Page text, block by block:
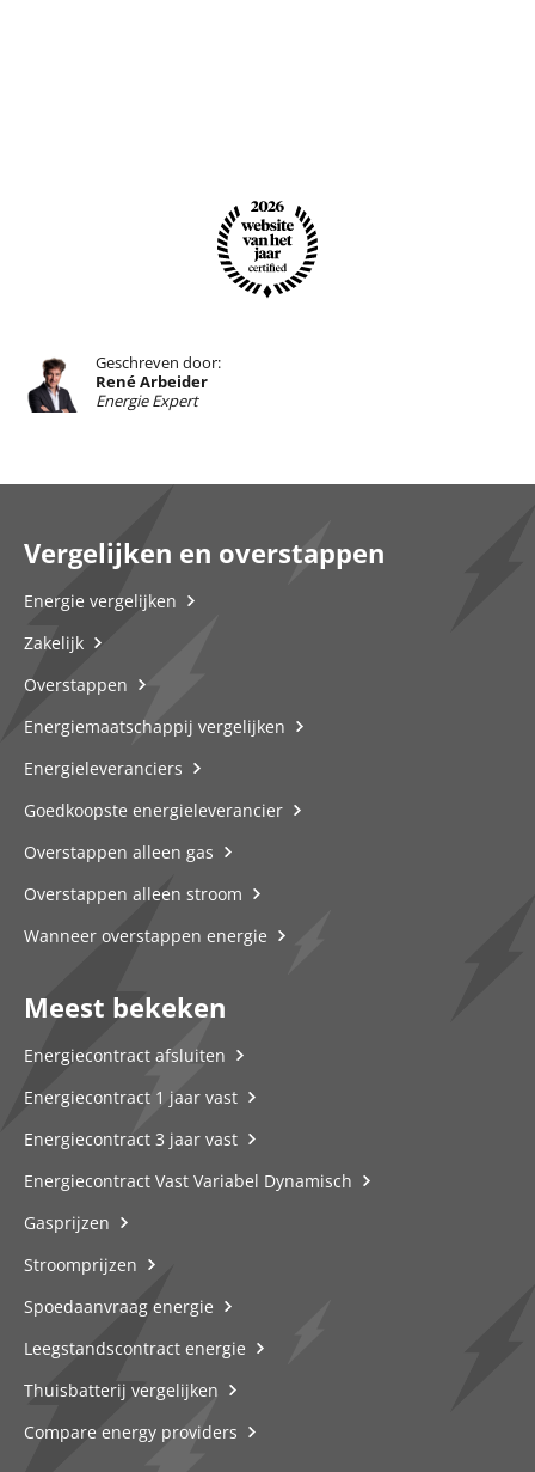
Geschreven door:
René Arbeider
Energie Expert
Vergelijken en overstappen
Energie vergelijken
Zakelijk
Overstappen
Energiemaatschappij vergelijken
Energieleveranciers
Goedkoopste energieleverancier
Overstappen alleen gas
Overstappen alleen stroom
Wanneer overstappen energie
Meest bekeken
Energiecontract afsluiten
Energiecontract 1 jaar vast
Energiecontract 3 jaar vast
Energiecontract Vast Variabel Dynamisch
Gasprijzen
Stroomprijzen
Spoedaanvraag energie
Leegstandscontract energie
Thuisbatterij vergelijken
Compare energy providers